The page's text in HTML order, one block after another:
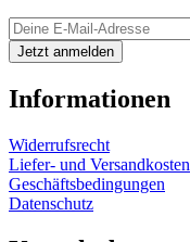
Informationen
Widerrufsrecht
Liefer- und Versandkosten
Geschäftsbedingungen
Datenschutz